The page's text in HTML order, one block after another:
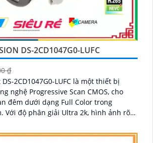
DS-2CD1047G0-LUFC
₫
2CD1047G0-LUFC là một thiết bị
nghệ Progressive Scan CMOS, cho
đêm dưới dạng Full Color trong